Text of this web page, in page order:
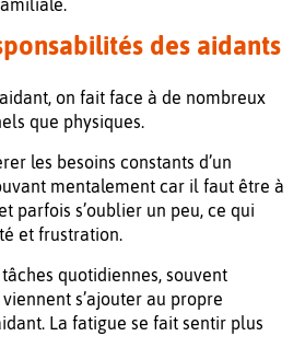
des aidants
on fait face à de nombreux
que physiques.
les besoins constants d’un
mentalement car il faut être à
parfois s’oublier un peu, ce qui
et frustration.
tâches quotidiennes, souvent
s’ajouter au propre
La fatigue se fait sentir plus